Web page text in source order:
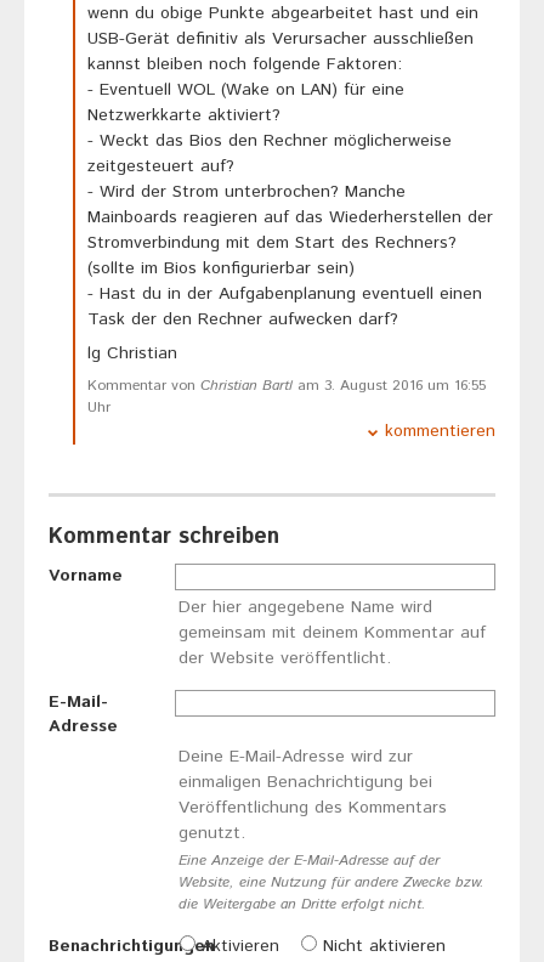
wenn du obige Punkte abgearbeitet hast und ein
USB-Gerät definitiv als Verursacher ausschließen
kannst bleiben noch folgende Faktoren:
- Eventuell WOL (Wake on LAN) für eine
Netzwerkkarte aktiviert?
- Weckt das Bios den Rechner möglicherweise
zeitgesteuert auf?
- Wird der Strom unterbrochen? Manche
Mainboards reagieren auf das Wiederherstellen der
Stromverbindung mit dem Start des Rechners?
(sollte im Bios konfigurierbar sein)
- Hast du in der Aufgabenplanung eventuell einen
Task der den Rechner aufwecken darf?
lg Christian
Kommentar von Christian Bartl am 3. August 2016 um 16:55
Uhr
kommentieren
Kommentar schreiben
Vorname
Der hier angegebene Name wird
gemeinsam mit deinem Kommentar auf
der Website veröffentlicht.
E-Mail-
Adresse
Deine E-Mail-Adresse wird zur
einmaligen Benachrichtigung bei
Veröffentlichung des Kommentars
genutzt.
Eine Anzeige der E-Mail-Adresse auf der
Website, eine Nutzung für andere Zwecke bzw.
die Weitergabe an Dritte erfolgt nicht.
BenachrichtigungenAktivieren
Nicht aktivieren